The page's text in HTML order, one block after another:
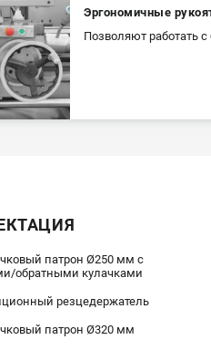
Эргономичные
Позволяют работать
патрон Ø250 мм с
обратными кулачками
резцедержатель
патрон Ø320 мм